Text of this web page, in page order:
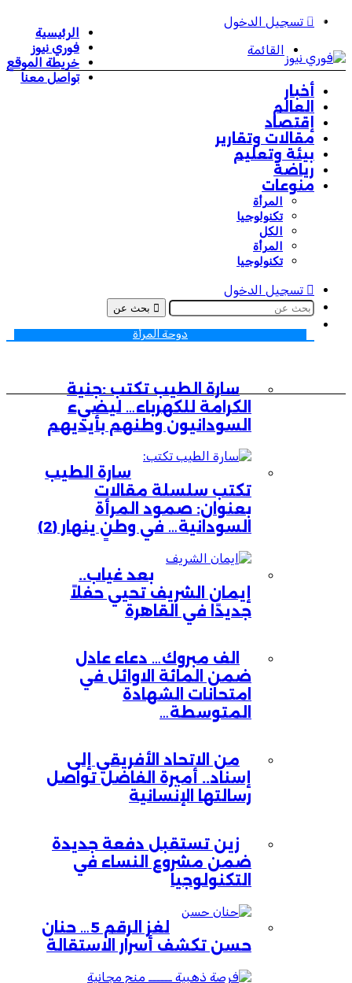
الرئيسية
فوري نيوز
خريطة الموقع
تواصل معنا
تسجيل الدخول
القائمة
أخبار
العالم
إقتصاد
مقالات وتقارير
بيئة وتعليم
رياضة
منوعات
المرأة
تكنولوجيا
الكل
المرأة
تكنولوجيا
تسجيل الدخول
بحث عن
دوحة المرأة
سارة الطيب تكتب :جنية
الكرامة للكهرباء… ليضيء
السودانيون وطنهم بأيديهم
سارة الطيب
تكتب سلسلة مقالات
بعنوان: صمود المرأة
السودانية… في وطنٍ ينهار (2)
بعد غياب..
إيمان الشريف تحيي حفلاً
جديدًا في القاهرة
الف مبروك… دعاء عادل
ضمن المائة الاوائل في
امتحانات الشهادة
المتوسطة…
من الاتحاد الأفريقي إلى
إسناد.. أميرة الفاضل تواصل
رسالتها الإنسانية
زين تستقبل دفعة جديدة
ضمن مشروع النساء في
التكنولوجيا
لغز الرقم 5… حنان
حسن تكشف أسرار الاستقالة